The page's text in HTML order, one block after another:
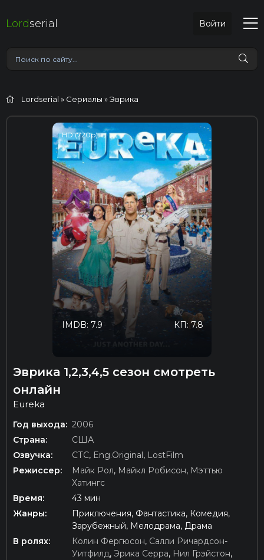
Lordserial Войти
Lordserial » Сериалы » Эврика
HD (720p)
КП: 7.8
IMDB: 7.9
Эврика 1,2,3,4,5 сезон смотреть
онлайн
Eureka
Год выхода: 2006
Страна:
США
Озвучка:
СТС, Eng.Original , LostFilm
Режиссер:
Майк Рол, Майкл Робисон, Мэттью
Хатингс
Время:
43 мин
Жанры:
Приключения, Фантастика, Комедия,
Зарубежный, Мелодрама, Драма
В ролях:
Колин Фергюсон, Салли Ричардсон-
Уитфилд, Эрика Серра, Нил Грэйстон,